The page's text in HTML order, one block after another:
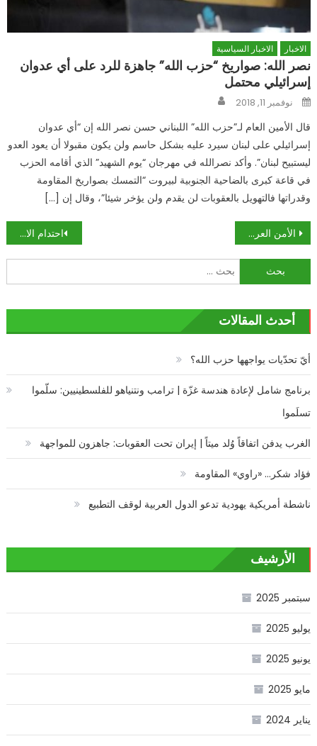
الاخبار الاخبار السياسية
نصر الله: صواريخ “حزب الله” جاهزة للرد على أي عدوان
إسرائيلي محتمل
Posted
onنوفمبر 11, 2018
قال الأمين العام لـ”حزب الله” اللبناني حسن نصر الله إن “أي عدوان
إسرائيلي على لبنان سيرد عليه بشكل حاسم ولن يكون مقبولا أن يعود العدو
ليستبيح لبنان”. وأكد نصرالله في مهرجان “يوم الشهيد” الذي أقامه الحزب
في قاعة كبرى بالضاحية الجنوبية لبيروت “التمسك بصواريخ المقاومة
وقدراتها فالتهويل بالعقوبات لن يقدم ولن يؤخر شيئا”، وقال إن […]
تصفّح
المقالات
احتدام الاشتباكات بين الفصائل المسلحة شمال غربي سوريا الأمن العراقي يضبط 11 شاحنة محملة بقطع غيار الدبابات
البحث
عن:
أحدث المقالات
أيّ تحدّيات يواجهها حزب الله؟
برنامج شامل لإعادة هندسة غزّة | ترامب ونتنياهو للفلسطينيين: سلّموا
تسلَموا
الغرب يدفن اتفاقاً وُلد ميتاً | إيران تحت العقوبات: جاهزون للمواجهة
فؤاد شكر… «راوي» المقاومة
ناشطة أمريكية يهودية تدعو الدول العربية لوقف التطبيع
الأرشيف
سبتمبر 2025
يوليو 2025
يونيو 2025
مايو 2025
يناير 2024